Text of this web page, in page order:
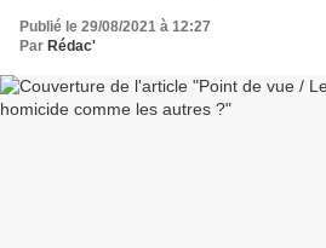
Publié le 29/08/2021 à 12:27
Par Rédac'